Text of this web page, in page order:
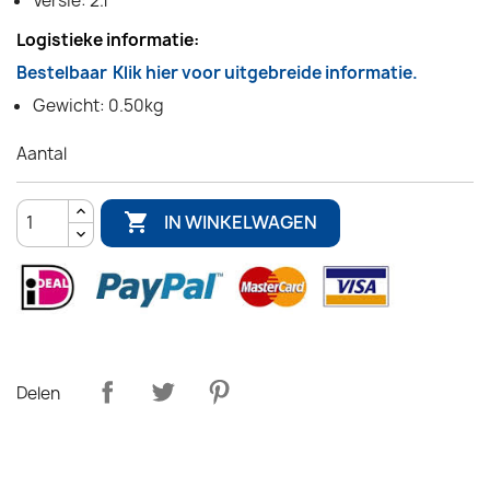
Logistieke informatie:
Bestelbaar Klik hier voor uitgebreide informatie.
Gewicht: 0.50kg
Aantal
 IN WINKELWAGEN
Delen